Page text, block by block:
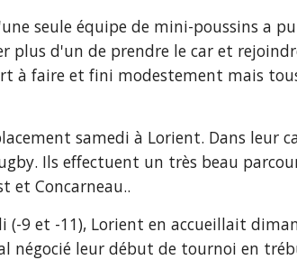
seule équipe de mini-poussins a
à faire et fini modestement mais
samedi à Lorient. Dans
Ils effectuent un très beau
et Concarneau..
(-9 et -11), Lorient en accueillait
négocié leur début de tournoi en